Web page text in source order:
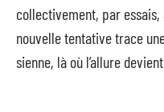
collectivement, par
nouvelle tentative trace
sienne, là où l’allure